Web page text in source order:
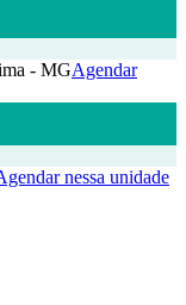
- MGAgendar
nessa unidade